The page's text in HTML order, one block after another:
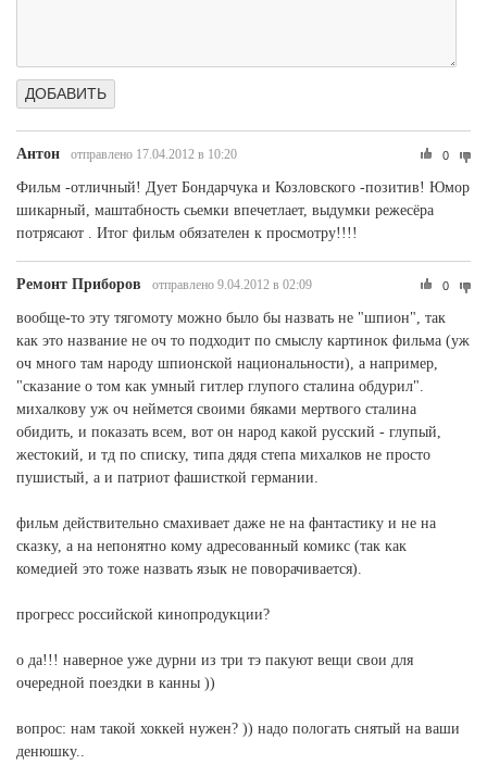
Антон отправлено 17.04.2012 в 10:20 0
Фильм -отличный! Дует Бондарчука и Козловского -позитив! Юмор
шикарный, маштабность сьемки впечетлает, выдумки режесёра
потрясают . Итог фильм обязателен к просмотру!!!!
Ремонт Приборов отправлено 9.04.2012 в 02:09 0
вообще-то эту тягомоту можно было бы назвать не "шпион", так
как это название не оч то подходит по смыслу картинок фильма (уж
оч много там народу шпионской национальности), а например,
"сказание о том как умный гитлер глупого сталина обдурил".
михалкову уж оч неймется своими бяками мертвого сталина
обидить, и показать всем, вот он народ какой русский - глупый,
жестокий, и тд по списку, типа дядя степа михалков не просто
пушистый, а и патриот фашисткой германии.
фильм действительно смахивает даже не на фантастику и не на
сказку, а на непонятно кому адресованный комикс (так как
комедией это тоже назвать язык не поворачивается).
прогресс российской кинопродукции?
о да!!! наверное уже дурни из три тэ пакуют вещи свои для
очередной поездки в канны ))
вопрос: нам такой хоккей нужен? )) надо пологать снятый на ваши
денюшку..